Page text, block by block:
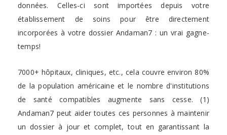
données. Celles-ci sont importées depuis votre
établissement de soins pour être directement
incorporées à votre dossier Andaman7 : un vrai gagne-
temps!
7000+ hôpitaux, cliniques, etc., cela couvre environ 80%
de la population américaine et le nombre d'institutions
de santé compatibles augmente sans cesse. (1)
Andaman7 peut aider toutes ces personnes à maintenir
un dossier à jour et complet, tout en garantissant la